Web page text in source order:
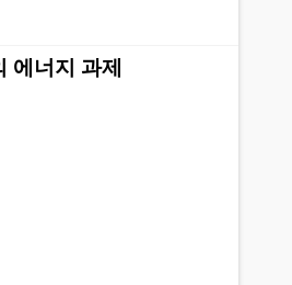
에너지 과제